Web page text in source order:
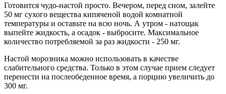
Готовится чудо-настой просто. Вечером, перед сном, залейте
50 мг сухого вещества кипяченой водой комнатной
температуры и оставьте на всю ночь. А утром - натощак
выпейте жидкость, а осадок - выбросите. Максимальное
количество потребляемой за раз жидкости - 250 мг.
Настой морозника можно использовать в качестве
слабительного средства. Только в этом случае прием следует
перенести на послеобеденное время, а порцию увеличить до
300 мг.